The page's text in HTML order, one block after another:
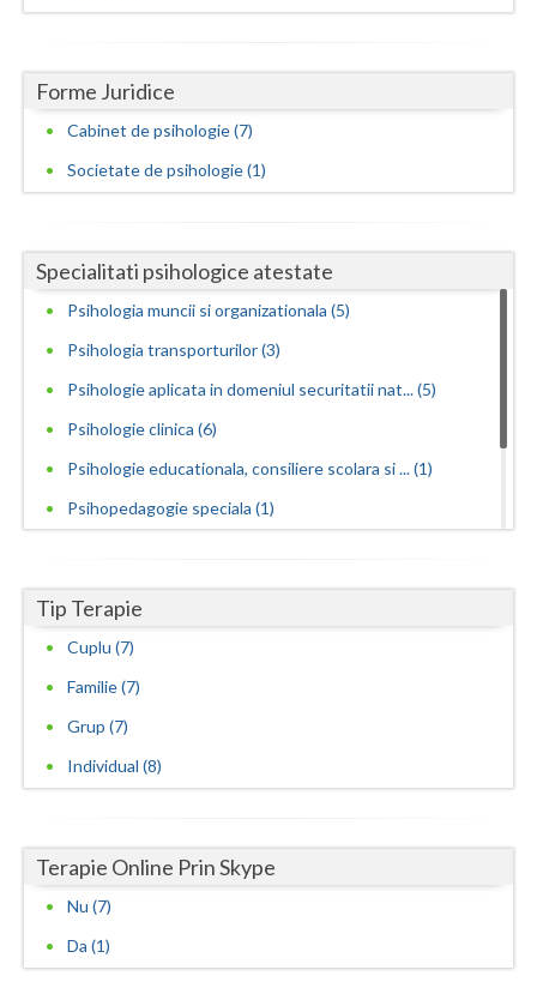
Forme Juridice
Cabinet de psihologie (7)
Societate de psihologie (1)
Specialitati psihologice atestate
Psihologia muncii si organizationala (5)
Psihologia transporturilor (3)
Psihologie aplicata in domeniul securitatii nat... (5)
Psihologie clinica (6)
Psihologie educationala, consiliere scolara si ... (1)
Psihopedagogie speciala (1)
Psihoterapie experientiala si hipnoterapie (1)
Psihoterapie sistemica de familie si cuplu (2)
Tip Terapie
Cuplu (7)
Familie (7)
Grup (7)
Individual (8)
Terapie Online Prin Skype
Nu (7)
Da (1)